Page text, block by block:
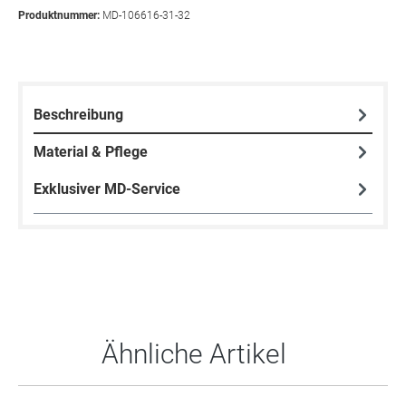
Produktnummer: MD-106616-31-32
Beschreibung
Material & Pflege
Exklusiver MD-Service
Ähnliche Artikel